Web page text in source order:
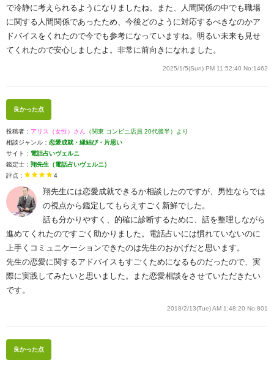
で冷静に考えられるようになりましたね。また、人間関係の中でも職場
に関する人間関係であったため、今後どのように対応するべきなのかア
ドバイスをくれたので今でも参考になっていますね。明るい未来も見せ
てくれたので安心しましたよ。非常に前向きになれました。
2025/1/5(Sun) PM 11:52:40 No:1462
良かった点
投稿者： アリス（女性）さん （関東 コンビニ店員 20代後半）より
相談ジャンル： 恋愛成就・縁結び・片思い
サイト： 電話占いヴェルニ
鑑定士： 翔先生（電話占いヴェルニ）
評点：
4
翔先生には恋愛成就できるか相談したのですが、男性ならでは
の視点から鑑定してもらえすごく新鮮でした。
話も分かりやすく、的確に診断するために、話を整理しながら
進めてくれたのですごく助かりました。電話占いには慣れていないのに
上手くコミュニケーションできたのは先生のおかげだと思います。
先生の恋愛に関するアドバイスもすごくためになるものだったので、実
際に実践してみたいと思いました。また恋愛相談をさせていただきたい
です。
2018/2/13(Tue) AM 1:48:20 No:801
良かった点